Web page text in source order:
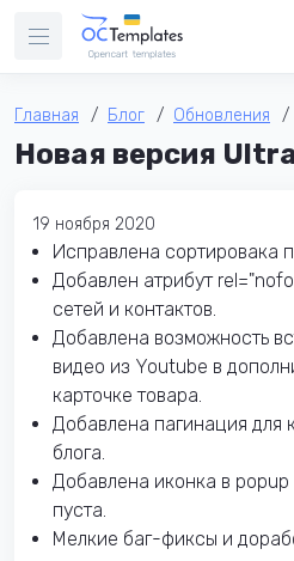
Главная Блог Обновления
Новая версия
19 ноября 2020
Исправлена сортировака
Добавлен атрибут
сетей и контактов.
Добавлена возможность
видео из Youtube в
карточке товара.
Добавлена пагинация для
блога.
Добавлена иконка в
пуста.
Мелкие баг-фиксы и